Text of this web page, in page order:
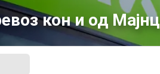
кон и од Мајнц